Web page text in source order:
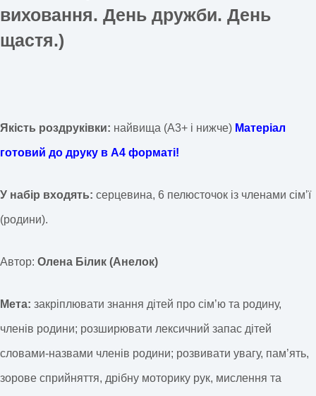
виховання. День дружби. День
щастя.)
Якість роздруківки: найвища (А3+ і нижче) Матеріал
готовий до друку в А4 форматі!
У набір входять: серцевина, 6 пелюсточок із членами сімʼї
(родини).
Автор: Олена Білик (Анелок)
Мета: закріплювати знання дітей про сім’ю та родину,
членів родини; розширювати лексичний запас дітей
словами-назвами членів родини; розвивати увагу, пам’ять,
зорове сприйняття, дрібну моторику рук, мислення та